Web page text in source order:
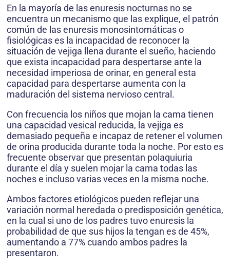
En la mayoría de las enuresis nocturnas no se
encuentra un mecanismo que las explique, el patrón
común de las enuresis monosintomáticas o
fisiológicas es la incapacidad de reconocer la
situación de vejiga llena durante el sueño, haciendo
que exista incapacidad para despertarse ante la
necesidad imperiosa de orinar, en general esta
capacidad para despertarse aumenta con la
maduración del sistema nervioso central.
Con frecuencia los niños que mojan la cama tienen
una capacidad vesical reducida, la vejiga es
demasiado pequeña e incapaz de retener el volumen
de orina producida durante toda la noche. Por esto es
frecuente observar que presentan polaquiuria
durante el día y suelen mojar la cama todas las
noches e incluso varias veces en la misma noche.
Ambos factores etiológicos pueden reflejar una
variación normal heredada o predisposición genética,
en la cual si uno de los padres tuvo enuresis la
probabilidad de que sus hijos la tengan es de 45%,
aumentando a 77% cuando ambos padres la
presentaron.